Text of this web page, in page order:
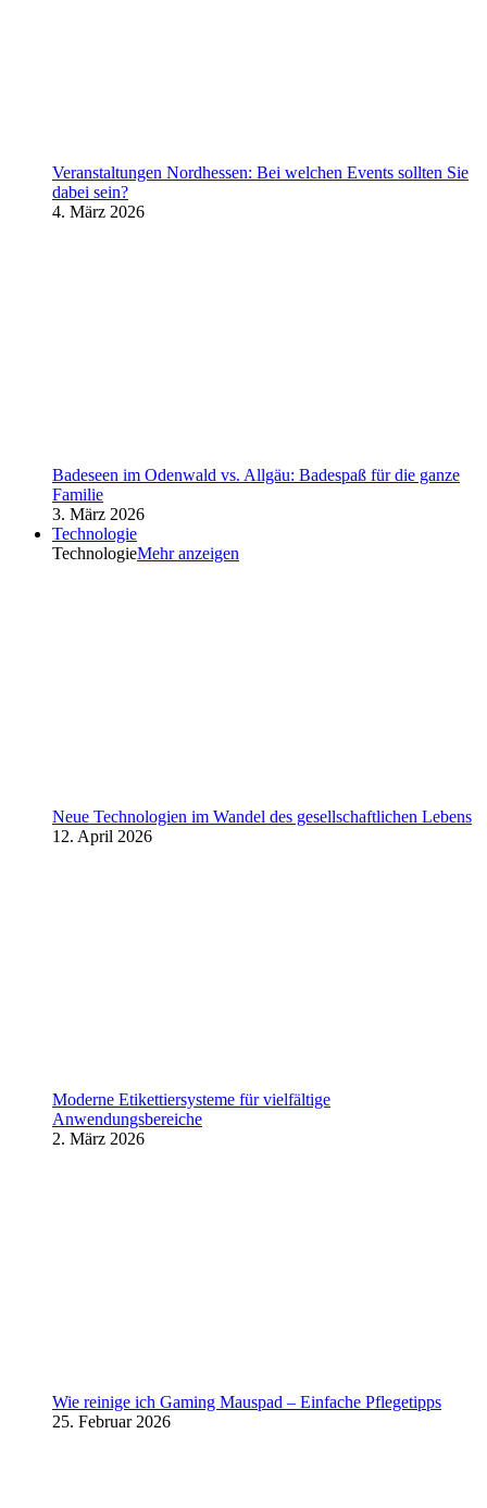
Veranstaltungen Nordhessen: Bei welchen Events sollten Sie
dabei sein?
4. März 2026
Badeseen im Odenwald vs. Allgäu: Badespaß für die ganze
Familie
3. März 2026
Technologie
TechnologieMehr anzeigen
Neue Technologien im Wandel des gesellschaftlichen Lebens
12. April 2026
Moderne Etikettiersysteme für vielfältige
Anwendungsbereiche
2. März 2026
Wie reinige ich Gaming Mauspad – Einfache Pflegetipps
25. Februar 2026